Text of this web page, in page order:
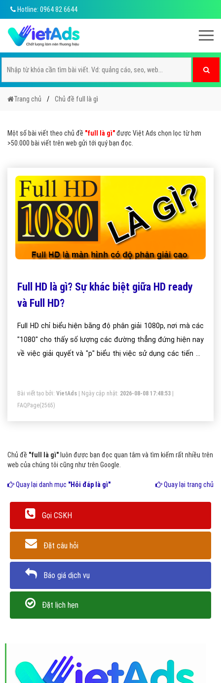
Hotline: 0964 82 6644
Trang chủ Chủ đề full là gì
Một số bài viết theo chủ đề "full là gì"được Việt Ads chọn lọc từ hơn
>50.000 bài viết trên web gửi tới quý bạn đọc.
Full HD là gì? Sự khác biệt giữa HD ready
và Full HD?
Full HD chỉ biểu hiện bằng độ phân giải 1080p, nơi mà các
"1080" cho thấy số lượng các đường thẳng đứng hiện nay
về việc giải quyết và "p" biểu thị việc sử dụng các tiến bộ
tiết sắc nét.
Bài viết tạo bởi: VietAds | Ngày cập nhật: 2026-08-08 17:48:53
FAQPage(2565)
Chủ đề "full là gì" luôn được bạn đọc quan tâm và tìm kiếm rất nhiều trên
web của chúng tôi cũng như trên Google.
Quay lại danh mục "Hỏi đáp là gì" Quay lại trang chủ
Gọi CSKH
Đặt câu hỏi
Báo giá dịch vụ
Đặt lịch hẹn